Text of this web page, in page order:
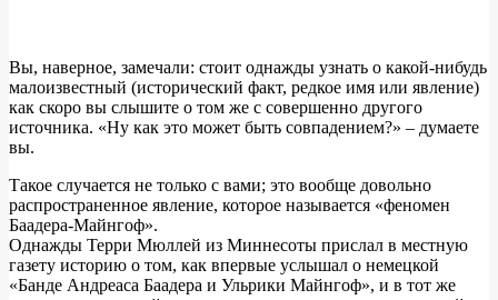
Вы, наверное, замечали: стоит однажды узнать о какой-нибудь
малоизвестный (исторический факт, редкое имя или явление)
как скоро вы слышите о том же с совершенно другого
источника. «Ну как это может быть совпадением?» – думаете
вы.
Такое случается не только с вами; это вообще довольно
распространенное явление, которое называется «феномен
Баадера-Майнгоф».
Однажды Терри Мюллей из Миннесоты прислал в местную
газету историю о том, как впервые услышал о немецкой
«Банде Андреаса Баадера и Ульрики Майнгоф», и в тот же